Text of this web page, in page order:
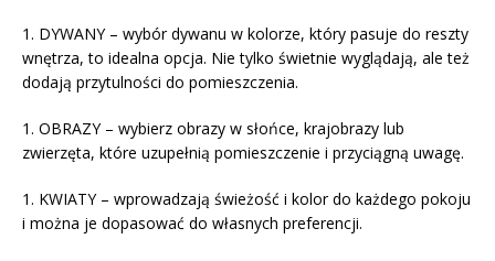
1. DYWANY – wybór dywanu w kolorze, który pasuje do reszty
wnętrza, to idealna opcja. Nie tylko świetnie wyglądają, ale też
dodają przytulności do pomieszczenia.
1. OBRAZY – wybierz obrazy w słońce, krajobrazy lub
zwierzęta, które uzupełnią pomieszczenie i przyciągną uwagę.
1. KWIATY – wprowadzają świeżość i kolor do każdego pokoju
i można je dopasować do własnych preferencji.